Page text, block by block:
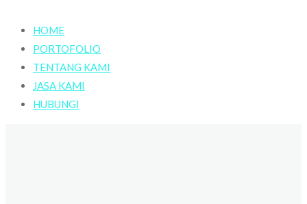
HOME
PORTOFOLIO
TENTANG KAMI
JASA KAMI
HUBUNGI